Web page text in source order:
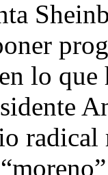
lo que
radical